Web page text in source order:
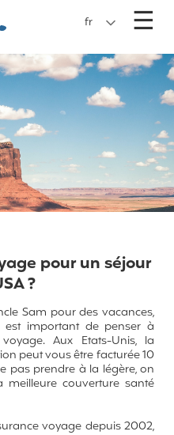
Voyages
1 74 85 50 50
fr ☰
pour un séjour
?
Sam pour des vacances,
important de penser à
Aux Etats-Unis, la
peut vous être facturée 10
pas prendre à la légère, on
couverture santé
voyage depuis 2002,